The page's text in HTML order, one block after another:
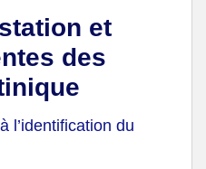
et
des
l’identification du